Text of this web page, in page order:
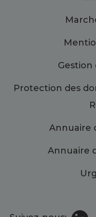
Gestion
Protection des
Annuaire
Annuaire